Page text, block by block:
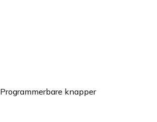
Programmerbare knapper